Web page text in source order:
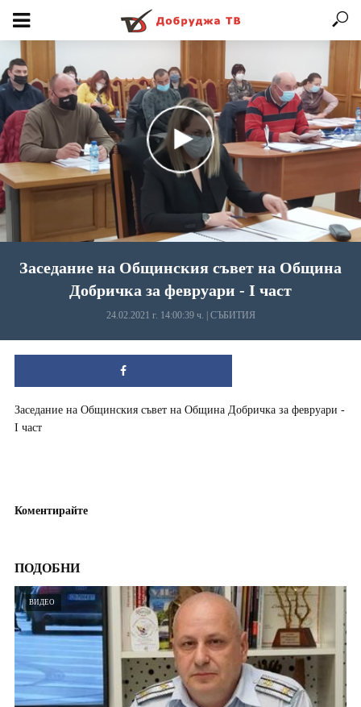
Заседание на Общинския съвет на Община
Добричка за февруари - I част
24.02.2021 г. 14:00:39 ч. СЪБИТИЯ
Заседание на Общинския съвет на Община Добричка за февруари -
I част
Коментирайте
ПОДОБНИ
ВИДЕО